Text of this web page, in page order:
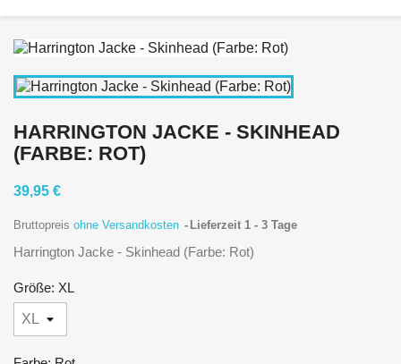
HARRINGTON JACKE - SKINHEAD
(FARBE: ROT)
39,95 €
Bruttopreis ohne Versandkosten Lieferzeit 1 - 3 Tage
Harrington Jacke - Skinhead (Farbe: Rot)
Größe: XL